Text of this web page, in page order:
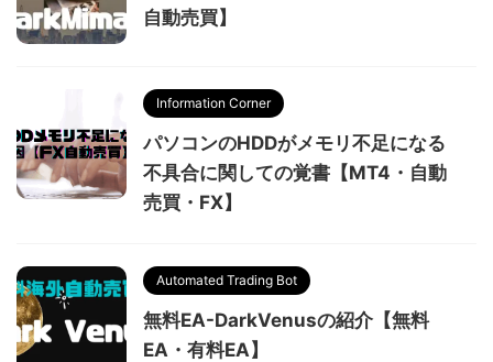
自動売買】
Information Corner
パソコンのHDDがメモリ不足になる
不具合に関しての覚書【MT4・自動
売買・FX】
Automated Trading Bot
無料EA-DarkVenusの紹介【無料
EA・有料EA】